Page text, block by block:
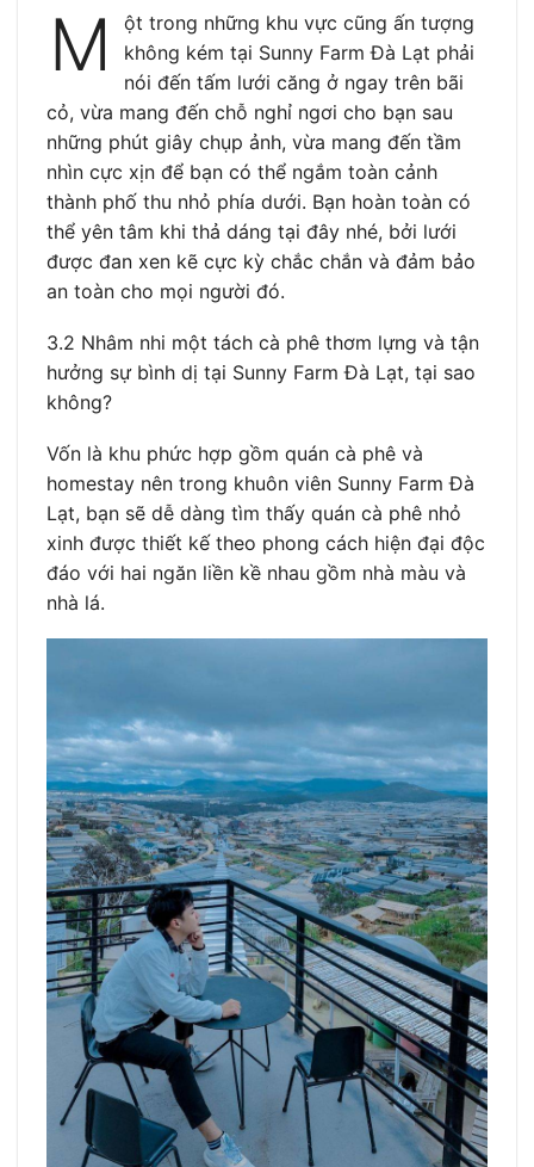
M
ột trong những khu vực cũng ấn tượng
không kém tại Sunny Farm Đà Lạt phải
nói đến tấm lưới căng ở ngay trên bãi
cỏ, vừa mang đến chỗ nghỉ ngơi cho bạn sau
những phút giây chụp ảnh, vừa mang đến tầm
nhìn cực xịn để bạn có thể ngắm toàn cảnh
thành phố thu nhỏ phía dưới. Bạn hoàn toàn có
thể yên tâm khi thả dáng tại đây nhé, bởi lưới
được đan xen kẽ cực kỳ chắc chắn và đảm bảo
an toàn cho mọi người đó.
3.2 Nhâm nhi một tách cà phê thơm lựng và tận
hưởng sự bình dị tại Sunny Farm Đà Lạt, tại sao
không?
Vốn là khu phức hợp gồm quán cà phê và
homestay nên trong khuôn viên Sunny Farm Đà
Lạt, bạn sẽ dễ dàng tìm thấy quán cà phê nhỏ
xinh được thiết kế theo phong cách hiện đại độc
đáo với hai ngăn liền kề nhau gồm nhà màu và
nhà lá.